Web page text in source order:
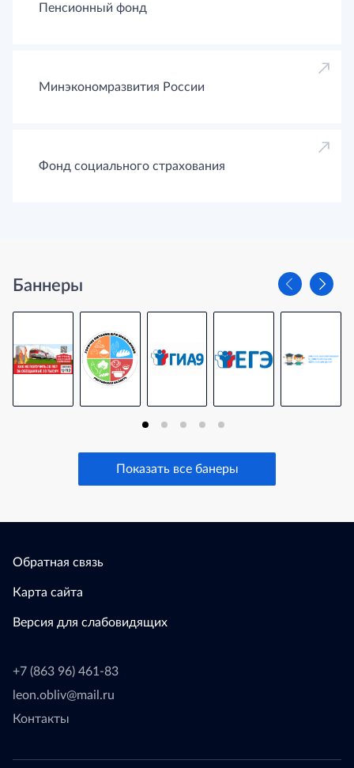
Пенсионный фонд
Минэкономразвития России
Фонд социального страхования
Баннеры
Показать все банеры
Обратная связь
Карта сайта
Версия для слабовидящих
+7 (863 96) 461-83
leon.obliv@mail.ru
Контакты